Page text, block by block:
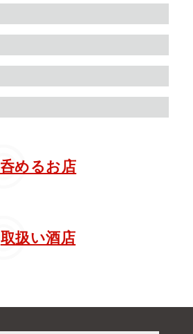
呑めるお店
取扱い酒店